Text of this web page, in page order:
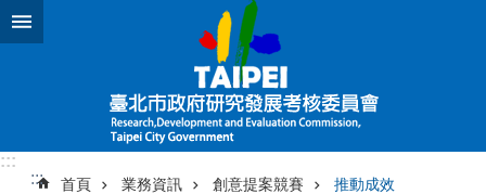
跳到主要內容區塊
:::
:::
首頁 業務資訊 創意提案競賽 推動成效